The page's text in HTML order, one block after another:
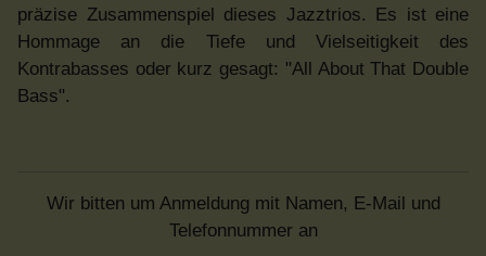
präzise Zusammenspiel dieses Jazztrios. Es ist eine
Hommage an die Tiefe und Vielseitigkeit des
Kontrabasses oder kurz gesagt: "All About That Double
Bass".
Wir bitten um Anmeldung mit Namen, E-Mail und
Telefonnummer an